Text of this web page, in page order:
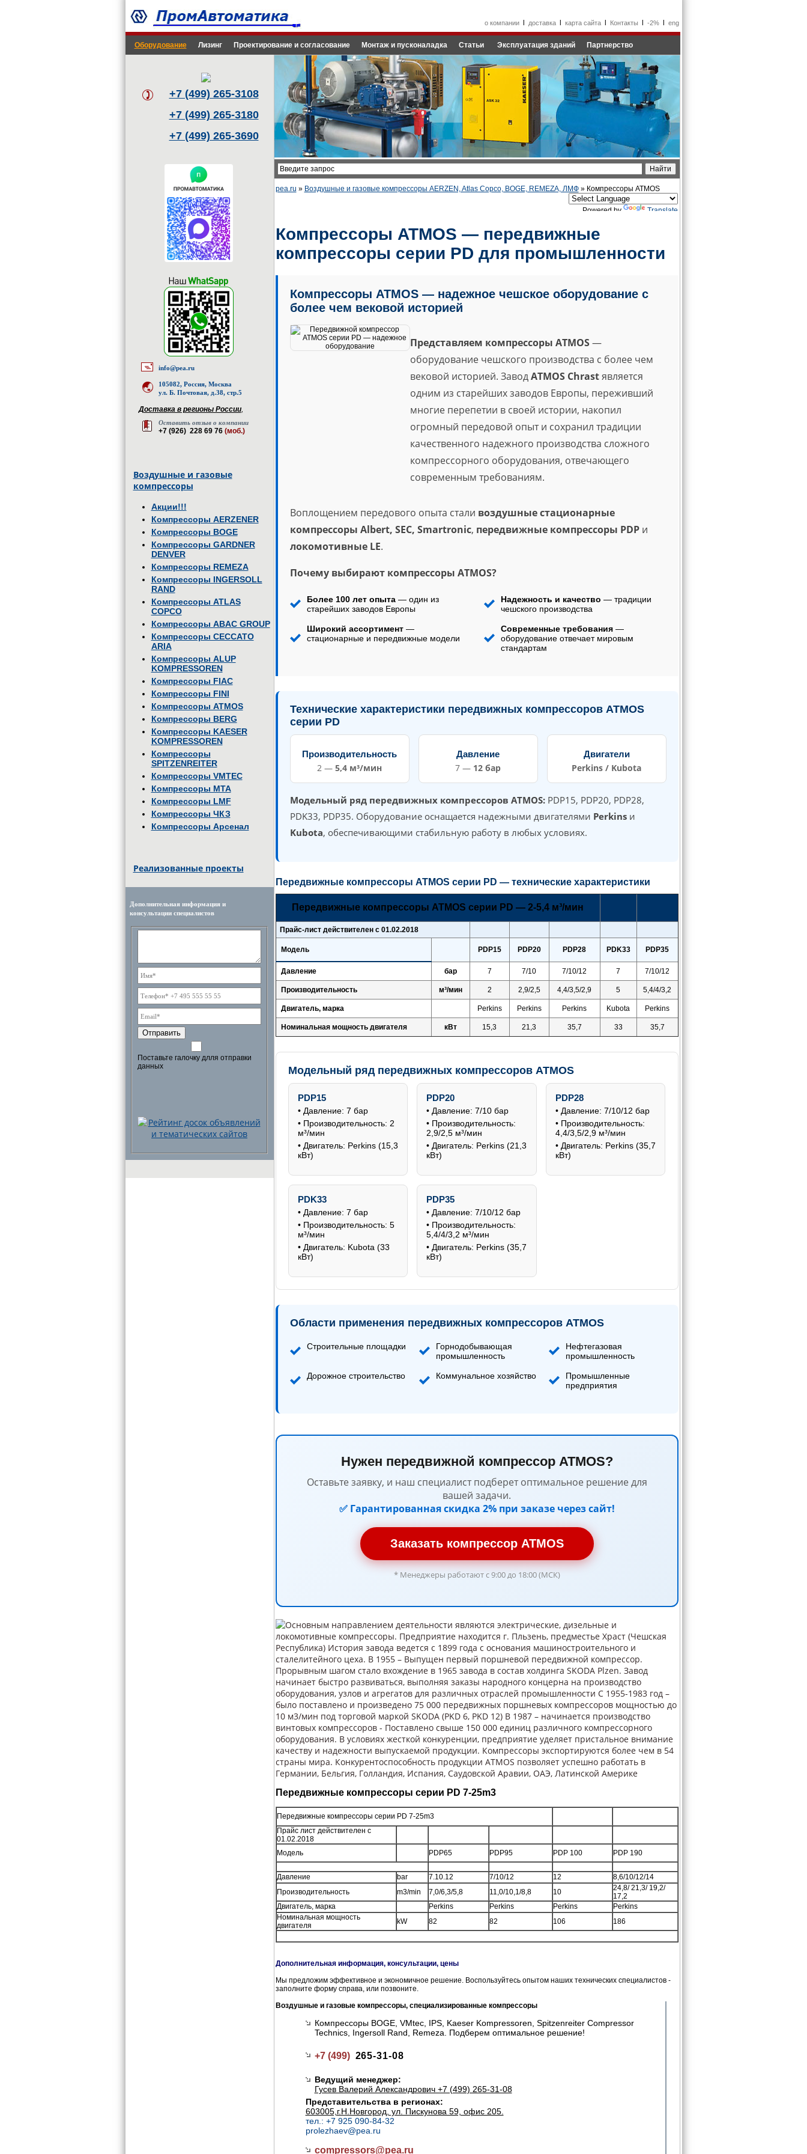
о компанииl доставкаl карта сайтаl Контакты -2%l eng
Оборудование Лизинг Проектирование и согласование Монтаж и пусконаладка Статьи Эксплуатация зданий Партнерство
+7 (499) 265-3108
+7 (499) 265-3180
+7 (499) 265-3690
info@pea.ru
105082, Россия, Москва
ул. Б. Почтовая, д.38, стр.5
Доставка в регионы России,
Оставить отзыв о компании
+7 (926) 228 69 76 (моб.)
Воздушные и газовые
компрессоры
Акции!!!
Компрессоры AERZENER
Компрессоры BOGE
Компрессоры GARDNER
DENVER
Компрессоры REMEZA
Компрессоры INGERSOLL
RAND
Компрессоры ATLAS
COPCO
Компрессоры ABAC GROUP
Компрессоры CECCATO
ARIA
Компрессоры ALUP
KOMPRESSOREN
Компрессоры FIAC
Компрессоры FINI
Компрессоры ATMOS
Компрессоры BERG
Компрессоры KAESER
KOMPRESSOREN
Компрессоры
SPITZENREITER
Компрессоры VMTEC
Компрессоры MTA
Компрессоры LMF
Компрессоры ЧКЗ
Компрессоры Арсенал
Реализованные проекты
Дополнительная информация и
консультации специалистов
Отправить
Поставьте галочку длля отправки
данных
pea.ru » Воздушные и газовые компрессоры AERZEN, Atlas Copco, BOGE, REMEZA, ЛМФ» Компрессоры ATMOS
Powered by Translate
Компрессоры ATMOS — передвижные
компрессоры серии PD для промышленности
Компрессоры ATMOS — надежное чешское оборудование с
более чем вековой историей
Представляем компрессоры ATMOS—
оборудование чешского производства с более чем
вековой историей. ЗаводATMOS Chrastявляется
одним из старейших заводов Европы, переживший
многие перепетии в своей истории, накопил
огромный передовой опыт и сохранил традиции
качественного надежного производства сложного
компрессорного оборудования, отвечающего
современным требованиям.
Воплощением передового опыта стали воздушные стационарные
компрессоры Albert, SEC, Smartronic, передвижные компрессоры PDPи
локомотивные LE.
Почему выбирают компрессоры ATMOS?
Более 100 лет опыта— один из
старейших заводов Европы
Надежность и качество — традиции
чешского производства
Широкий ассортимент—
стационарные и передвижные модели
Современные требования —
оборудование отвечает мировым
стандартам
Технические характеристики передвижных компрессоров ATMOS
серии PD
Производительность
2 — 5,4 м³/мин
Давление
7 — 12 бар
Двигатели
Perkins / Kubota
Модельный ряд передвижных компрессоров ATMOS:PDP15, PDP20, PDP28,
PDK33, PDP35. Оборудование оснащается надежными двигателями Perkinsи
Kubota, обеспечивающими стабильную работу в любых условиях.
Передвижные компрессоры ATMOS серии PD — технические характеристики
Передвижные компрессоры ATMOS серии PD — 2-5,4 м³/мин
Прайс-лист действителен с 01.02.2018
Модель PDP15 PDP20 PDP28 PDK33 PDP35
Давление бар 7 7/10 7/10/12 7 7/10/12
Производительность м³/мин 2 2,9/2,5 4,4/3,5/2,9 5 5,4/4/3,2
Двигатель, марка Perkins Perkins Perkins Kubota Perkins
Номинальная мощность двигателя кВт 15,3 21,3 35,7 33 35,7
Модельный ряд передвижных компрессоров ATMOS
PDP15
• Давление: 7 бар
• Производительность: 2
м³/мин
• Двигатель: Perkins (15,3
кВт)
PDP20
• Давление: 7/10 бар
• Производительность:
2,9/2,5 м³/мин
• Двигатель: Perkins (21,3
кВт)
PDP28
• Давление: 7/10/12 бар
• Производительность:
4,4/3,5/2,9 м³/мин
• Двигатель: Perkins (35,7
кВт)
PDK33
• Давление: 7 бар
• Производительность: 5
м³/мин
• Двигатель: Kubota (33
кВт)
PDP35
• Давление: 7/10/12 бар
• Производительность:
5,4/4/3,2 м³/мин
• Двигатель: Perkins (35,7
кВт)
Области применения передвижных компрессоров ATMOS
Строительные площадки
Горнодобывающая
промышленность
Нефтегазовая
промышленность
Дорожное строительство Коммунальное хозяйство
Промышленные
предприятия
Нужен передвижной компрессор ATMOS?
Оставьте заявку, и наш специалист подберет оптимальное решение для
вашей задачи.
✅ Гарантированная скидка 2% при заказе через сайт!
Заказать компрессор ATMOS
* Менеджеры работают с 9:00 до 18:00 (МСК)
Основным направлением деятельности являются электрические, дизельные и
локомотивные компрессоры. Предприятие находится г. Пльзень, предместье Храст (Чешская
Республика) История завода ведется с 1899 года с основания машиностроительного и
сталелитейного цеха. В 1955 – Выпущен первый поршневой передвижной компрессор.
Прорывным шагом стало вхождение в 1965 завода в состав холдинга SKODA Plzen. Завод
начинает быстро развиваться, выполняя заказы народного концерна на производство
оборудования, узлов и агрегатов для различных отраслей промышленности С 1955-1983 год –
было поставлено и произведено 75 000 передвижных поршневых компрессоров мощностью до
10 м3/мин под торговой маркой SKODA (PKD 6, PKD 12) В 1987 – начинается производство
винтовых компрессоров - Поставлено свыше 150 000 единиц различного компрессорного
оборудования. В условиях жесткой конкуренции, предприятие уделяет пристальное внимание
качеству и надежности выпускаемой продукции. Компрессоры экспортируются более чем в 54
страны мира. Конкурентоспособность продукции ATMOS позволяет успешно работать в
Германии, Бельгия, Голландия, Испания, Саудовской Аравии, ОАЭ, Латинской Америке
Передвижные компрессоры серии PD 7-25m3
Передвижные компрессоры серии PD 7-25m3
Прайс лист действителен с
01.02.2018
Модель
PDP65 PDP95 PDP 100 PDP 190
Давление bar 7.10.12 7/10/12 12
8,6/10/12/14
Производительность
m3/min 7,0/6,3/5,8 11,0/10,1/8,8 10
24,8/ 21,3/ 19,2/
17,2
Двигатель, марка
Perkins Perkins Perkins
Perkins
Номинальная мощность
двигателя
kW 82 82 106 186
Дополнительная информация, консультации, цены
Мы предложим эффективное и экономичное решение. Воспользуйтесь опытом наших технических специалистов -
заполните форму справа, или позвоните.
Воздушные и газовые компрессоры, специализированные компрессоры
Компрессоры BOGE, VMtec, IPS, Kaeser Kompressoren, Spitzenreiter Compressor
Technics, Ingersoll Rand, Remeza. Подберем оптимальное решение!
+7 (499) 265-31-08
Ведущий менеджер:
Гусев Валерий Александрович +7 (499) 265-31-08
Представительства в регионах:
603005,г.Н.Новгород, ул. Пискунова 59, офис 205.
тел.: +7 925 090-84-32
prolezhaev@pea.ru
compressors@pea.ru